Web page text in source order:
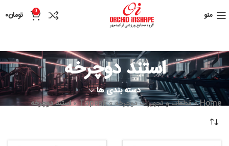
منو 0 تومان۰
استند دوچرخه
دسته بندی ها
Home
»قطعات و تجهیزات دوچرخه»
Topeak
»استند دوچرخه